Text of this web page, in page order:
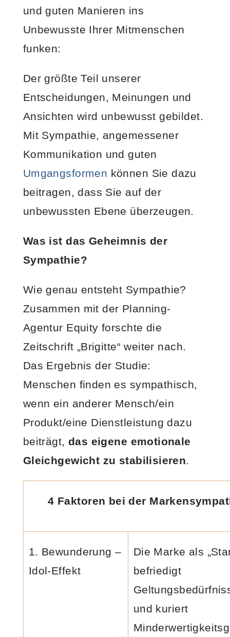
und guten Manieren ins
Unbewusste Ihrer Mitmenschen
funken:
Der größte Teil unserer
Entscheidungen, Meinungen und
Ansichten wird unbewusst gebildet.
Mit Sympathie, angemessener
Kommunikation und guten
Umgangsformen können Sie dazu
beitragen, dass Sie auf der
unbewussten Ebene überzeugen.
Was ist das Geheimnis der
Sympathie?
Wie genau entsteht Sympathie?
Zusammen mit der Planning-
Agentur Equity forschte die
Zeitschrift „Brigitte“ weiter nach.
Das Ergebnis der Studie:
Menschen finden es sympathisch,
wenn ein anderer Mensch/ein
Produkt/eine Dienstleistung dazu
beiträgt, das eigene emotionale
Gleichgewicht zu stabilisieren.
4 Faktoren bei der
1. Bewunderung –
Idol-Effekt
Die Marke als
befriedigt
und kuriert